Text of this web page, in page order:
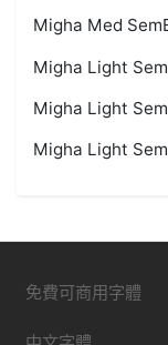
Migha Med
Migha Light
Migha Light
Migha Light
免費可商用字體